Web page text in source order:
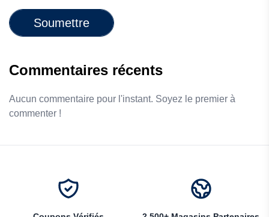
Soumettre
Commentaires récents
Aucun commentaire pour l'instant. Soyez le premier à
commenter !